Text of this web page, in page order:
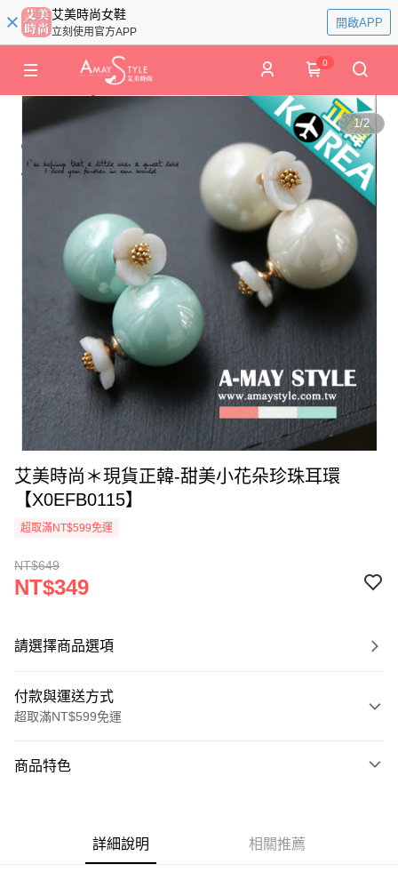
艾美時尚女鞋
立刻使用官方APP
開啟APP
0
1/2
艾美時尚＊現貨正韓-甜美小花朵珍珠耳環
【X0EFB0115】
超取滿NT$599免運
NT$649
NT$349
請選擇商品選項
付款與運送方式
超取滿NT$599免運
信用卡一次付款
商品特色
詳細說明 相關推薦